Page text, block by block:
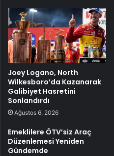
Joey Logano, North
Wilkesboro’da Kazanarak
Galibiyet Hasretini
Sonlandırdı
Ağustos 6, 2026
Emeklilere ÖTV’siz Araç
Düzenlemesi Yeniden
Gündemde